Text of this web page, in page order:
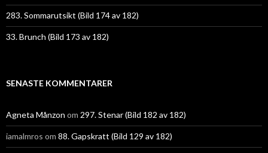
283. Sommarutsikt (Bild 174 av 182)
33. Brunch (Bild 173 av 182)
SENASTE KOMMENTARER
Agneta Månzon om 297. Stenar (Bild 182 av 182)
iamalmros om 88. Gapskratt (Bild 129 av 182)